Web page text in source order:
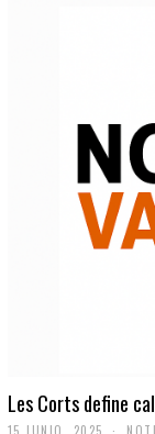
Les Corts define